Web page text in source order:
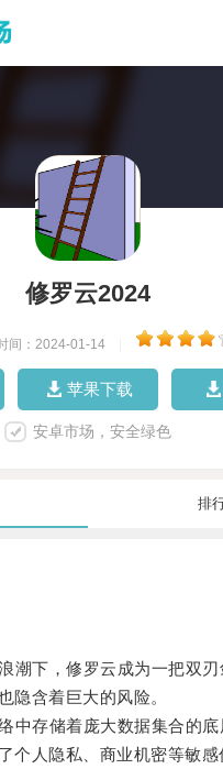
修罗云2024
间：2024-01-14
苹果下载
安卓市场，安全绿色
排
下，修罗云成为一把双刃
隐含着巨大的风险。
存储着庞大数据集合的底
个人隐私、商业机密等敏感